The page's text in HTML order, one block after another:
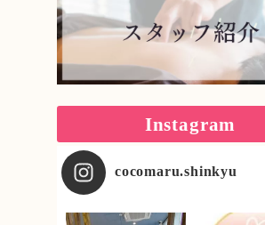
Instagram
cocomaru.shinkyu